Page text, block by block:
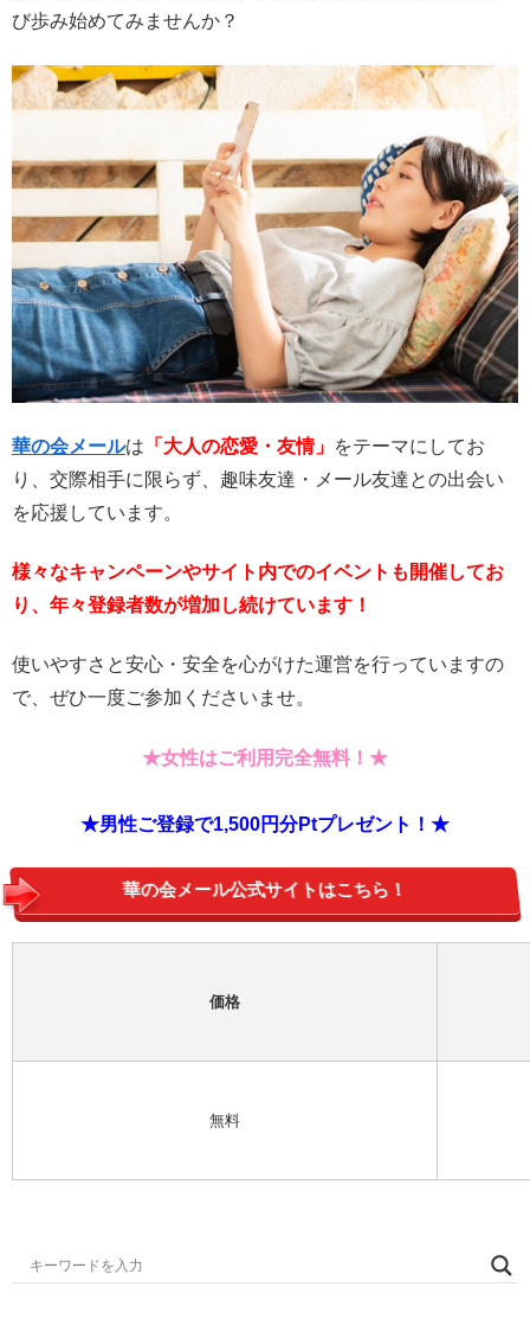
び歩み始めてみませんか？
華の会メールは 「大人の恋愛・友情」 をテーマにしてお
り、交際相手に限らず、趣味友達・メール友達との出会い
を応援しています。
様々なキャンペーンやサイト内でのイベントも開催してお
り、年々登録者数が増加し続けています！
使いやすさと安心・安全を心がけた運営を行っていますの
で、ぜひ一度ご参加くださいませ。
★女性はご利用完全無料！★
★男性ご登録で1,500円分Ptプレゼント！★
華の会メール公式サイトはこちら！
価格
無料